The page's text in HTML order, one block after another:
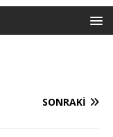
SONRAKI